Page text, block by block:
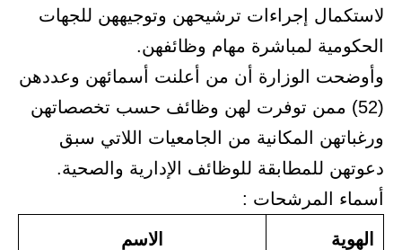
لاستكمال إجراءات ترشيحهن وتوجيههن للجهات
الحكومية لمباشرة مهام وظائفهن.
وأوضحت الوزارة أن من أعلنت أسمائهن وعددهن
(52) ممن توفرت لهن وظائف حسب تخصصاتهن
ورغباتهن المكانية من الجامعيات اللاتي سبق
دعوتهن للمطابقة للوظائف الإدارية والصحية.
أسماء المرشحات :
الهوية
الاسم